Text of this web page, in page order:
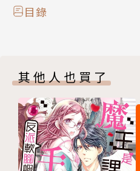
目錄
其他人也買了